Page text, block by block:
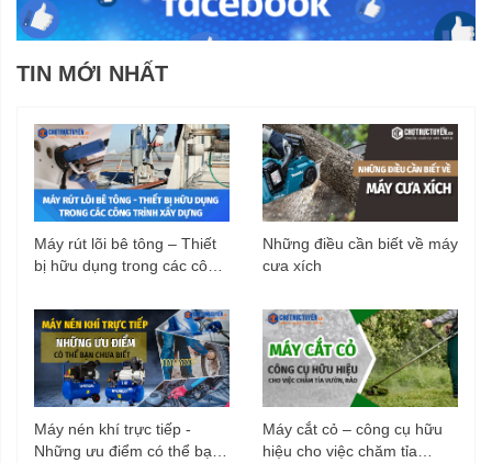
TIN MỚI NHẤT
Máy rút lõi bê tông – Thiết
bị hữu dụng trong các công
Những điều cần biết về máy
cưa xích
Máy nén khí trực tiếp -
Những ưu điểm có thể bạn
Máy cắt cỏ – công cụ hữu
hiệu cho việc chăm tỉa